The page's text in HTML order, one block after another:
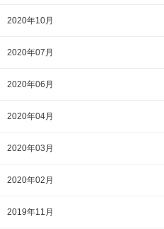
2020年10月
2020年07月
2020年06月
2020年04月
2020年03月
2020年02月
2019年11月